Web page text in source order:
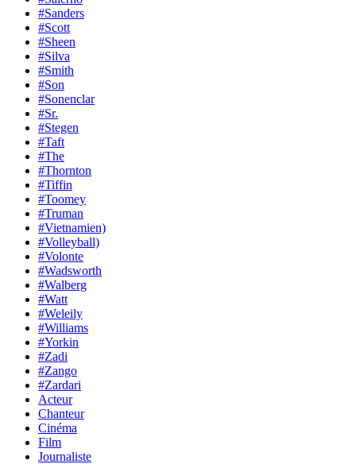
#Sanders
#Scott
#Sheen
#Silva
#Smith
#Son
#Sonenclar
#Sr.
#Stegen
#Taft
#The
#Thornton
#Tiffin
#Toomey
#Truman
#Vietnamien)
#Volleyball)
#Volonte
#Wadsworth
#Walberg
#Watt
#Weleily
#Williams
#Yorkin
#Zadi
#Zango
#Zardari
Acteur
Chanteur
Cinéma
Film
Journaliste